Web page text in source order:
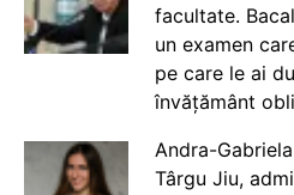
facultate.
un examen
pe care le ai
învățământ
Andra-
Târgu Jiu,